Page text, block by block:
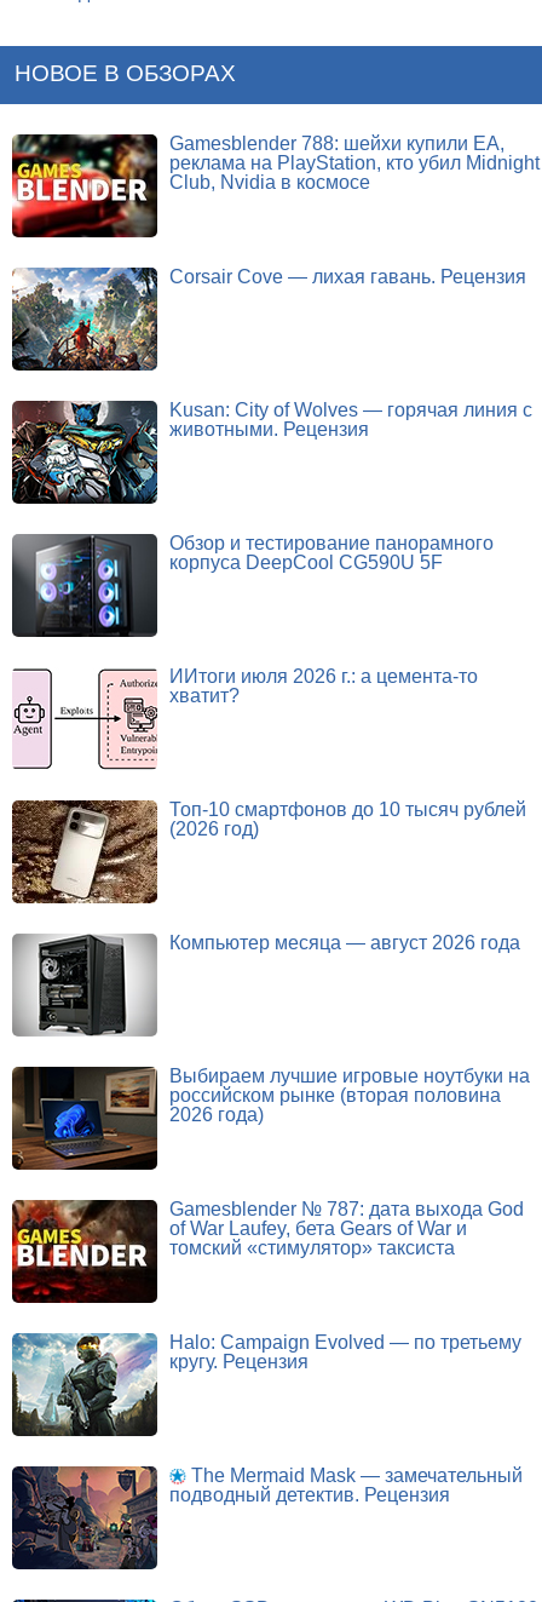
НОВОЕ В ОБЗОРАХ
Gamesblender 788: шейхи купили EA,
реклама на PlayStation, кто убил Midnight
Club, Nvidia в космосе
Corsair Cove — лихая гавань. Рецензия
Kusan: City of Wolves — горячая линия с
животными. Рецензия
Обзор и тестирование панорамного
корпуса DeepCool CG590U 5F
ИИтоги июля 2026 г.: а цемента-то
хватит?
Топ-10 смартфонов до 10 тысяч рублей
(2026 год)
Компьютер месяца — август 2026 года
Выбираем лучшие игровые ноутбуки на
российском рынке (вторая половина
2026 года)
Gamesblender № 787: дата выхода God
of War Laufey, бета Gears of War и
томский «стимулятор» таксиста
Halo: Campaign Evolved — по третьему
кругу. Рецензия
The Mermaid Mask — замечательный
подводный детектив. Рецензия